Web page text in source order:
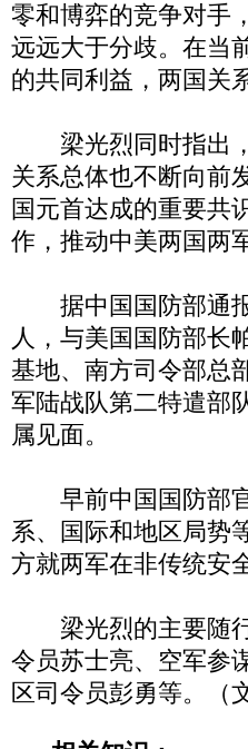
零和博弈的竞争对手
远远大于分歧。在当
的共同利益，两国关
梁光烈同时指出，
关系总体也不断向前
国元首达成的重要共
作，推动中美两国两
据中国国防部通报
人，与美国国防部长
基地、南方司令部总
军陆战队第二特遣部
属见面。
早前中国国防部官
系、国际和地区局势
方就两军在非传统安
梁光烈的主要随行
令员苏士亮、空军参
区司令员彭勇等。（